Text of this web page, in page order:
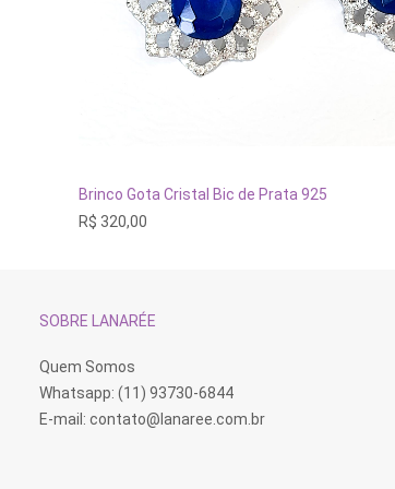
ADICIONAR AO CARRINHO
Brinco Gota Cristal Bic de Prata 925
R$ 320,00
SOBRE LANARÉE
Quem Somos
Whatsapp: (11) 93730-6844
E-mail: contato@lanaree.com.br